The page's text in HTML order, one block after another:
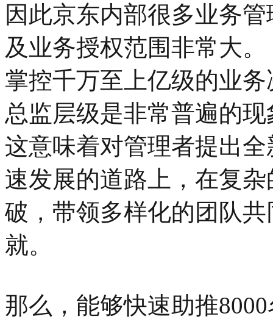
因此京东内部很多业务
及业务授权范围非常大。
掌控千万至上亿级的业
总监层级是非常普遍的现
这意味着对管理者提出
速发展的道路上，在复
破，带领多样化的团队
就。
那么，能够快速助推